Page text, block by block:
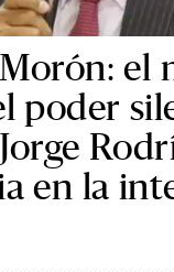
el
poder
en la